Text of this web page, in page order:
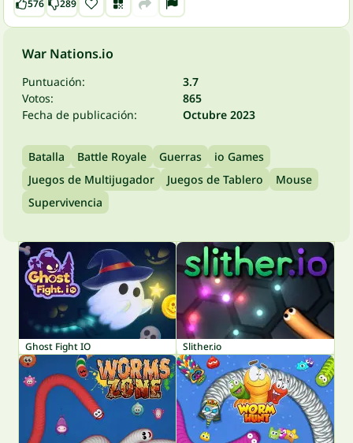
576 289
War Nations.io
Puntuación:
3.7
Votos:
865
Fecha de publicación:
Octubre 2023
Batalla Battle Royale Guerras
io Games
Juegos de Multijugador
Juegos de Tablero
Mouse
Supervivencia
Ghost Fight IO Slither.io